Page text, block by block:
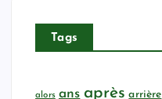
Tags
alors ans après arrière